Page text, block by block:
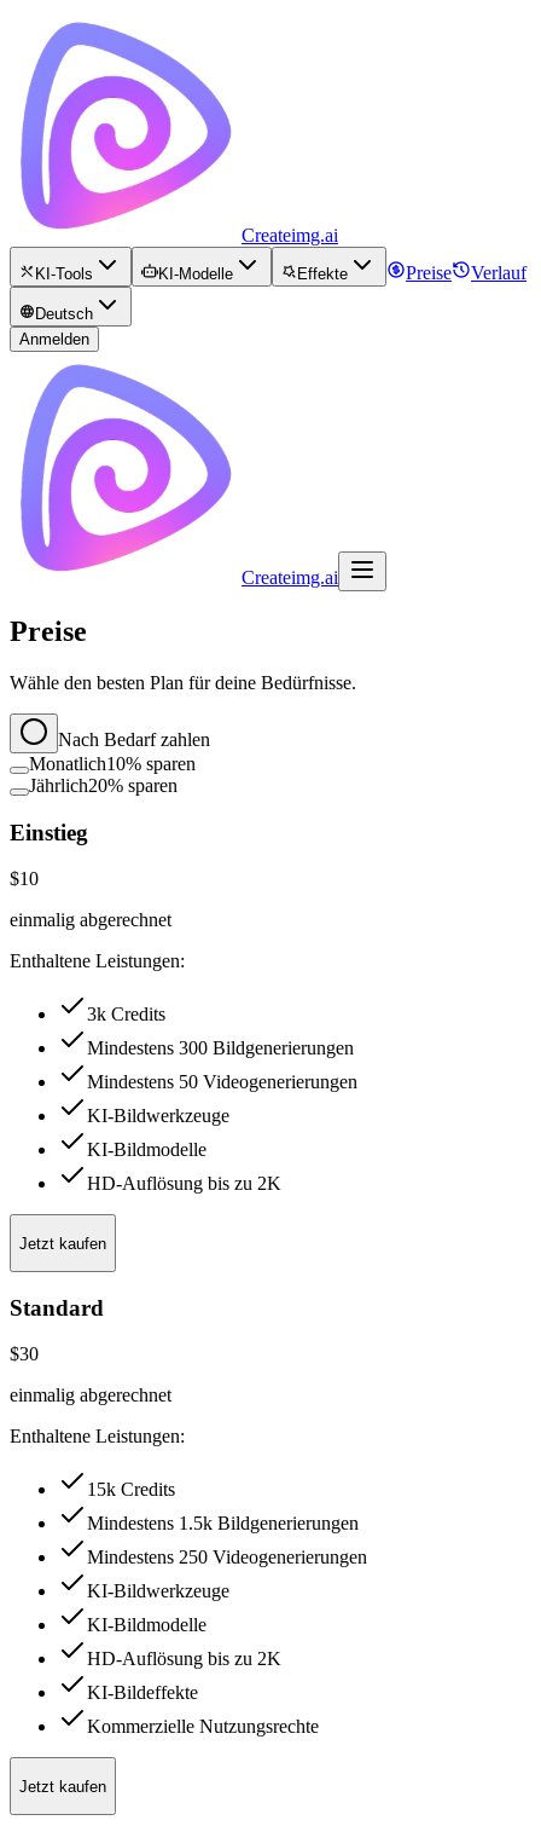
Createimg.ai
KI-Tools KI-Modelle Effekte Preise Verlauf
Deutsch
Anmelden
Createimg.ai
Preise
Wähle den besten Plan für deine Bedürfnisse.
Nach Bedarf zahlen
Monatlich10% sparen
Jährlich20% sparen
Einstieg
$10
einmalig abgerechnet
Enthaltene Leistungen:
3k Credits
Mindestens 300 Bildgenerierungen
Mindestens 50 Videogenerierungen
KI-Bildwerkzeuge
KI-Bildmodelle
HD-Auflösung bis zu 2K
Jetzt kaufen
Standard
$30
einmalig abgerechnet
Enthaltene Leistungen:
15k Credits
Mindestens 1.5k Bildgenerierungen
Mindestens 250 Videogenerierungen
KI-Bildwerkzeuge
KI-Bildmodelle
HD-Auflösung bis zu 2K
KI-Bildeffekte
Kommerzielle Nutzungsrechte
Jetzt kaufen